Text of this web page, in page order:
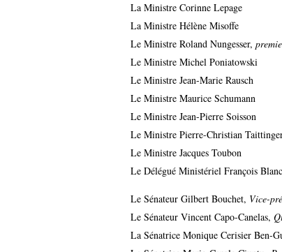
La Ministre Corinne Lepage
La Ministre Hélène Misoffe
Le Ministre Roland Nungesser,
Le Ministre Michel Poniatowski
Le Ministre Jean-Marie Rausch
Le Ministre Maurice Schumann
Le Ministre Jean-Pierre Soisson
Le Ministre Pierre-Christian
Le Ministre Jacques Toubon
Le Délégué Ministériel François Blanc
Le Sénateur Gilbert Bouchet, Vice-
Le Sénateur Vincent Capo-Canelas,
La Sénatrice Monique Cerisier Ben-